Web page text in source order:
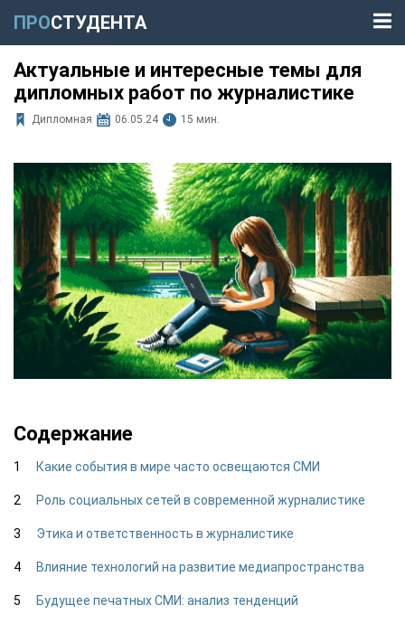
ПРОСТУДЕНТА
Актуальные и интересные темы для
дипломных работ по журналистике
Дипломная 06.05.24 15 мин.
Содержание
Какие события в мире часто освещаются СМИ
Роль социальных сетей в современной журналистике
Этика и ответственность в журналистике
Влияние технологий на развитие медиапространства
Будущее печатных СМИ: анализ тенденций